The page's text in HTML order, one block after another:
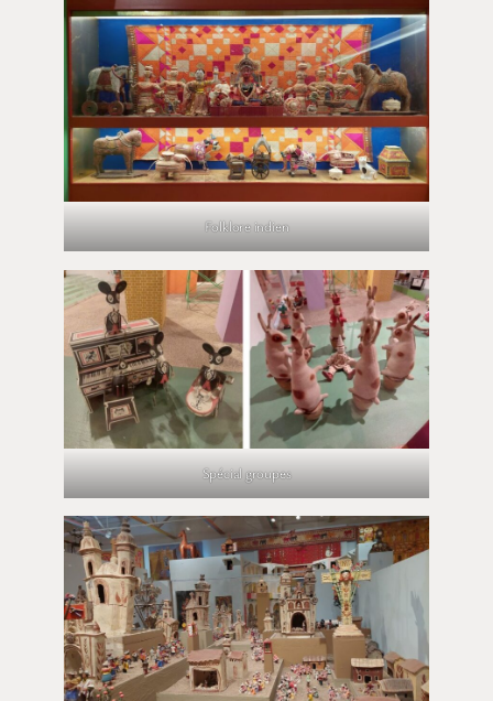
Folklore indien
Spécial groupes